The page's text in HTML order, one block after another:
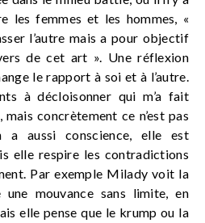
les femmes et les hommes, «
l’autre mais a pour objectif
de cet art ». Une réflexion
le rapport à soi et à l’autre.
à décloisonner qui m’a fait
concrètement ce n’est pas
a aussi conscience, elle est
elle respire les contradictions
Par exemple Milady voit la
mouvance sans limite, en
elle pense que le krump ou la